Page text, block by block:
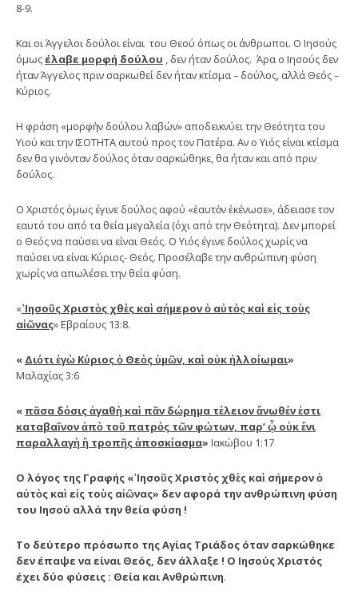
8-9.
Και οι Άγγελοι δούλοι είναι του Θεού όπως οι άνθρωποι. Ο Ιησούς
όμωςέλαβε μορφή δούλου , δεν ήταν δούλος. Άρα ο Ιησούς δεν
ήταν Άγγελος πριν σαρκωθεί δεν ήταν κτίσμα – δούλος, αλλά Θεός –
Κύριος.
Η φράση «μορφὴν δούλου λαβών» αποδεικνύει την Θεότητα του
Υιού και την ΙΣΟΤΗΤΑ αυτού προς τον Πατέρα. Αν ο Υιός είναι κτίσμα
δεν θα γινόνταν δούλος όταν σαρκώθηκε, θα ήταν και από πριν
δούλος.
Ο Χριστός όμως έγινε δούλος αφού «ἑαυτὸν ἐκένωσε», άδειασε τον
εαυτό του από τα θεία μεγαλεία (όχι από την Θεότητα). Δεν μπορεί
ο Θεός να παύσει να είναι Θεός. Ο Υιός έγινε δούλος χωρίς να
παύσει να είναι Κύριος- Θεός. Προσέλαβε την ανθρώπινη φύση
χωρίς να απωλέσει την θεία φύση.
«᾿Ιησοῦς Χριστὸς χθὲς καὶ σήμερον ὁ αὐτὸς καὶ εἰς τοὺς
αἰῶνας» Εβραίους 13:8.
« Διότι ἐγὼ Κύριος ὁ Θεὸς ὑμῶν, καὶ οὐκ ἠλλοίωμαι»
Μαλαχίας 3:6
« πᾶσα δόσις ἀγαθὴ καὶ πᾶν δώρημα τέλειον ἄνωθέν ἐστι
καταβαῖνον ἀπὸ τοῦ πατρὸς τῶν φώτων, παρ’ ᾧ οὐκ ἔνι
παραλλαγὴ ἢ τροπῆς ἀποσκίασμα» Ιακώβου 1:17
Ο λόγος της Γραφής «᾿Ιησοῦς Χριστὸς χθὲς καὶ σήμερον ὁ
αὐτὸς καὶ εἰς τοὺς αἰῶνας» δεν αφορά την ανθρώπινη φύση
του Ιησού αλλά την θεία φύση !
Το δεύτερο πρόσωπο της Αγίας Τριάδος όταν σαρκώθηκε
δεν έπαψε να είναι Θεός, δεν άλλαξε ! Ο Ιησούς Χριστός
έχει δύο φύσεις : Θεία και Ανθρώπινη.